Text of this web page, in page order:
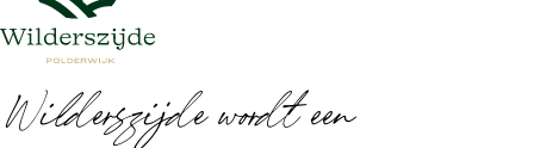
Wilderszijde wordt een